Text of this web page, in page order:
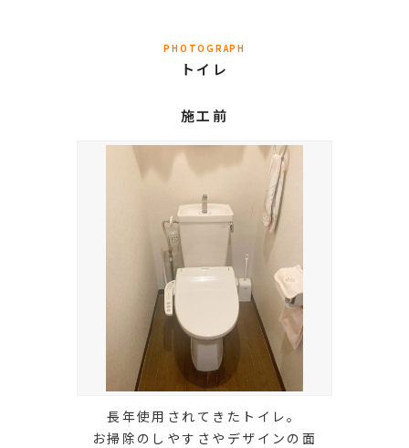
PHOTOGRAPH
トイレ
施工前
長年使用されてきたトイレ。
お掃除のしやすさやデザインの面